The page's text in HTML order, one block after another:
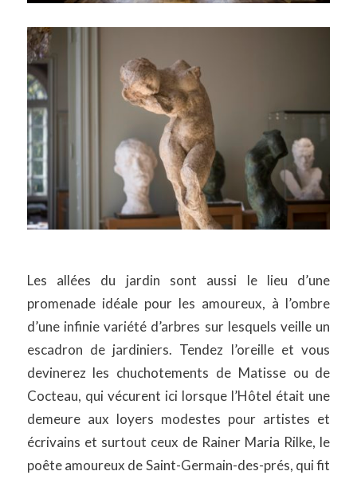
Les allées du jardin sont aussi le lieu d’une
promenade idéale pour les amoureux, à l’ombre
d’une infinie variété d’arbres sur lesquels veille un
escadron de jardiniers. Tendez l’oreille et vous
devinerez les chuchotements de Matisse ou de
Cocteau, qui vécurent ici lorsque l’Hôtel était une
demeure aux loyers modestes pour artistes et
écrivains et surtout ceux de Rainer Maria Rilke, le
poête amoureux de Saint-Germain-des-prés, qui fit